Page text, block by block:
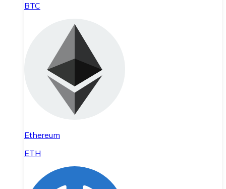
BTC
Ethereum
ETH